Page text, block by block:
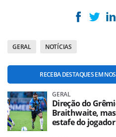
GERAL NOTÍCIAS
RECEBA DESTAQUES EM
GERAL
Direção do
Braithwaite,
estafe do jogador